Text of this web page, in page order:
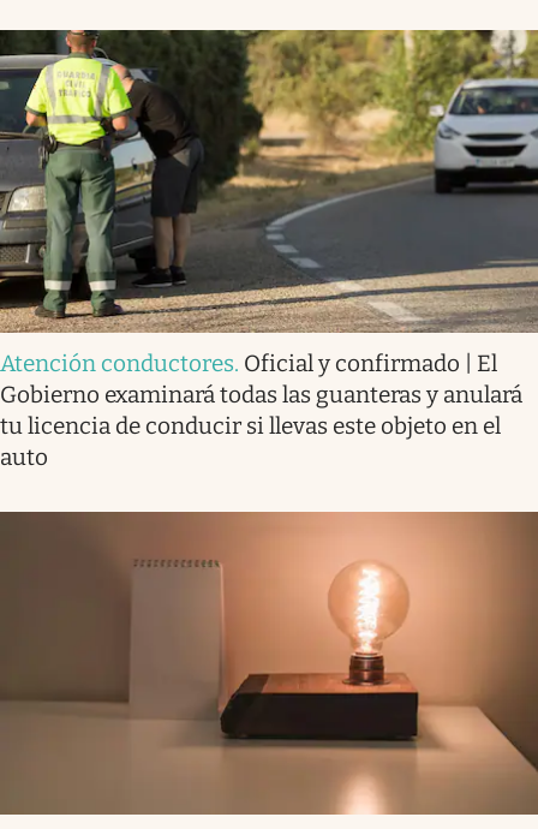
Atención conductores. Oficial y confirmado | El
Gobierno examinará todas las guanteras y anulará
tu licencia de conducir si llevas este objeto en el
auto